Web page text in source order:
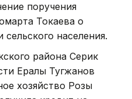
поручения
Токаева о
населения.
района Серик
Ералы Тугжанов
хозяйство Розы